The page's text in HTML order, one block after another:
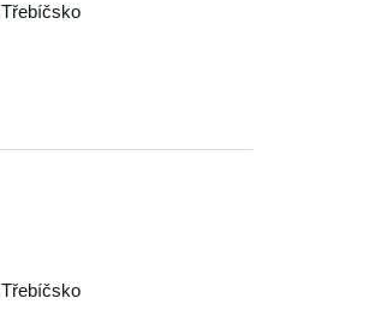
Třebíčsko
Třebíčsko